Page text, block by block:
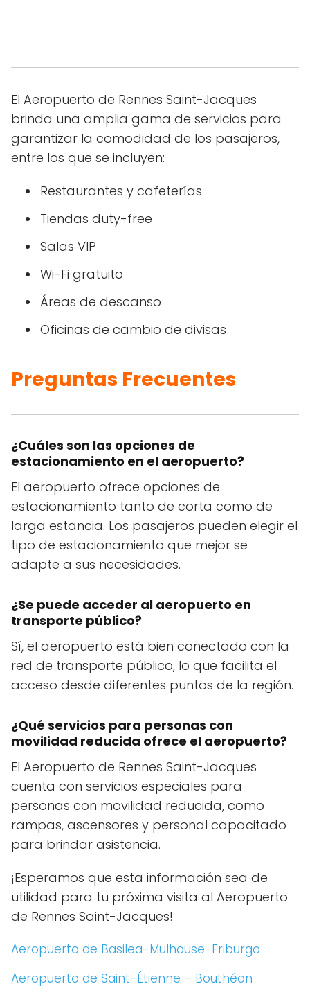
El Aeropuerto de Rennes Saint-Jacques
brinda una amplia gama de servicios para
garantizar la comodidad de los pasajeros,
entre los que se incluyen:
Restaurantes y cafeterías
Tiendas duty-free
Salas VIP
Wi-Fi gratuito
Áreas de descanso
Oficinas de cambio de divisas
Preguntas Frecuentes
¿Cuáles son las opciones de
estacionamiento en el aeropuerto?
El aeropuerto ofrece opciones de
estacionamiento tanto de corta como de
larga estancia. Los pasajeros pueden elegir el
tipo de estacionamiento que mejor se
adapte a sus necesidades.
¿Se puede acceder al aeropuerto en
transporte público?
Sí, el aeropuerto está bien conectado con la
red de transporte público, lo que facilita el
acceso desde diferentes puntos de la región.
¿Qué servicios para personas con
movilidad reducida ofrece el aeropuerto?
El Aeropuerto de Rennes Saint-Jacques
cuenta con servicios especiales para
personas con movilidad reducida, como
rampas, ascensores y personal capacitado
para brindar asistencia.
¡Esperamos que esta información sea de
utilidad para tu próxima visita al Aeropuerto
de Rennes Saint-Jacques!
Aeropuerto de Basilea-Mulhouse-Friburgo
Aeropuerto de Saint-Étienne – Bouthéon